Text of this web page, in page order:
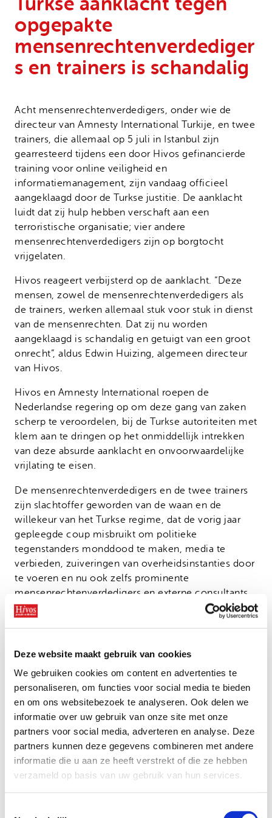
Deze website maakt gebruik van cookies
We gebruiken cookies om content en advertenties te
personaliseren, om functies voor social media te bieden
en om ons websitebezoek te analyseren. Ook delen we
informatie over uw gebruik van onze site met onze
partners voor social media, adverteren en analyse. Deze
partners kunnen deze gegevens combineren met andere
informatie die u aan ze heeft verstrekt of die ze hebben
verzameld op basis van uw gebruik van hun services.
opgepakte
mensenrechtenverdediger
s en trainers is schandalig
Acht mensenrechtenverdedigers, onder wie de
directeur van Amnesty International Turkije, en twee
trainers, die allemaal op 5 juli in Istanbul zijn
gearresteerd tijdens een door Hivos gefinancierde
training voor online veiligheid en
informatiemanagement, zijn vandaag officieel
aangeklaagd door de Turkse justitie. De aanklacht
luidt dat zij hulp hebben verschaft aan een
terroristische organisatie; vier andere
mensenrechtenverdedigers zijn op borgtocht
vrijgelaten.
Hivos reageert verbijsterd op de aanklacht. “Deze
mensen, zowel de mensenrechtenverdedigers als
de trainers, werken allemaal stuk voor stuk in dienst
van de mensenrechten. Dat zij nu worden
aangeklaagd is schandalig en getuigt van een groot
onrecht”, aldus Edwin Huizing, algemeen directeur
van Hivos.
Hivos en Amnesty International roepen de
Nederlandse regering op om deze gang van zaken
scherp te veroordelen, bij de Turkse autoriteiten met
klem aan te dringen op het onmiddellijk intrekken
van deze absurde aanklacht en onvoorwaardelijke
vrijlating te eisen.
De mensenrechtenverdedigers en de twee trainers
zijn slachtoffer geworden van de waan en de
willekeur van het Turkse regime, dat de vorig jaar
gepleegde coup misbruikt om politieke
tegenstanders monddood te maken, media te
verbieden, zuiveringen van overheidsinstanties door
te voeren en nu ook zelfs prominente
mensenrechtenverdedigers en externe consultants
die staan voor een open rechtvaardige samenleving
in Turkije de aanklacht niet direct verwerpt als zijnde
totaal ongegrond, en doet het ergste vrezen over
haar onafhankelijkheid. Onvoorwaardelijke vrijspraak
zou de enige juiste beslissing zijn voor iedere
rechter met gezond verstand.
Kom in actie en teken de petitie via de Nederlandse
website ofstuur een mailvia de internationale
website van Amnesty International om dit onrecht
Noodfonds voor activisten
Onze successen
Jaarverslag
Veelgestelde vragen
Contact